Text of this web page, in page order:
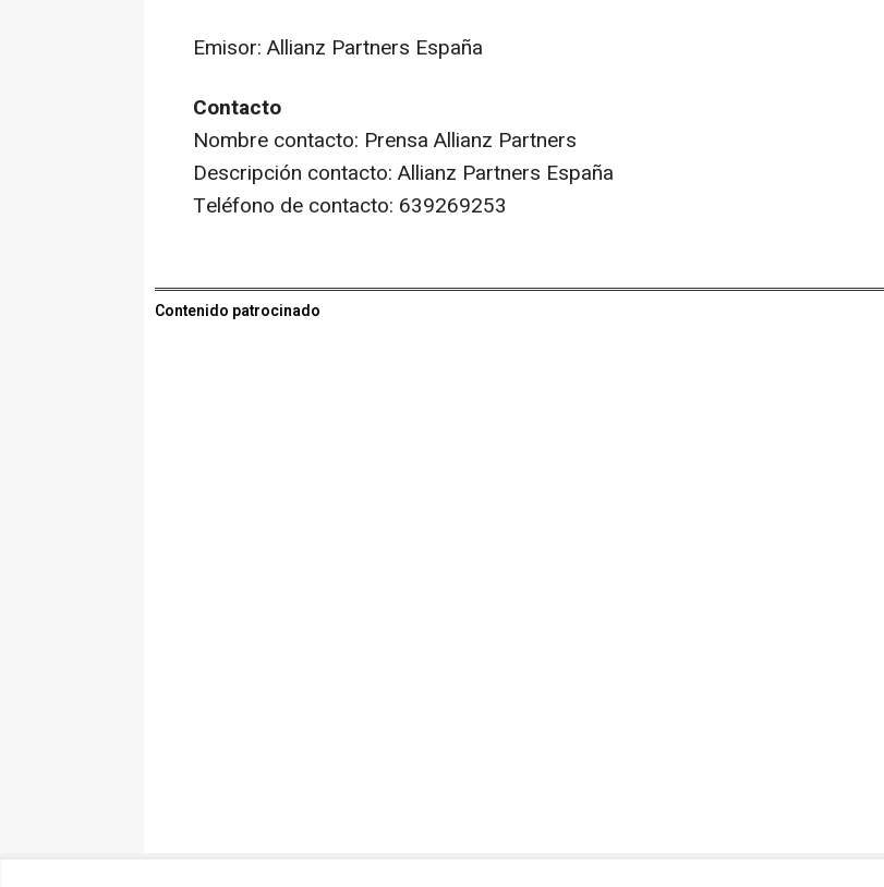
Emisor: Allianz Partners España
Contacto
Nombre contacto: Prensa Allianz Partners
Descripción contacto: Allianz Partners España
Teléfono de contacto: 639269253
Contenido patrocinado